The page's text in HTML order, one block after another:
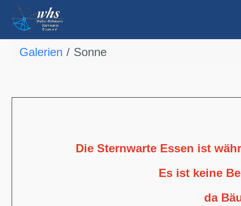
Galerien Sonne
Die Sternwarte Essen ist
Es ist keine
da